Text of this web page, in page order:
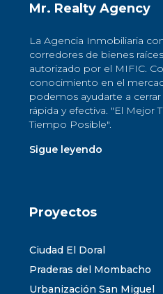
Mr. Realty Agency
La Agencia Inmobiliaria
corredores de bienes
autorizado por el MIFIC.
conocimiento en el
podemos ayudarte a
rápida y efectiva. "El Mejor
Tiempo Posible".
Sigue leyendo
Proyectos
Ciudad El Doral
Praderas del Mombacho
Urbanización San Miguel